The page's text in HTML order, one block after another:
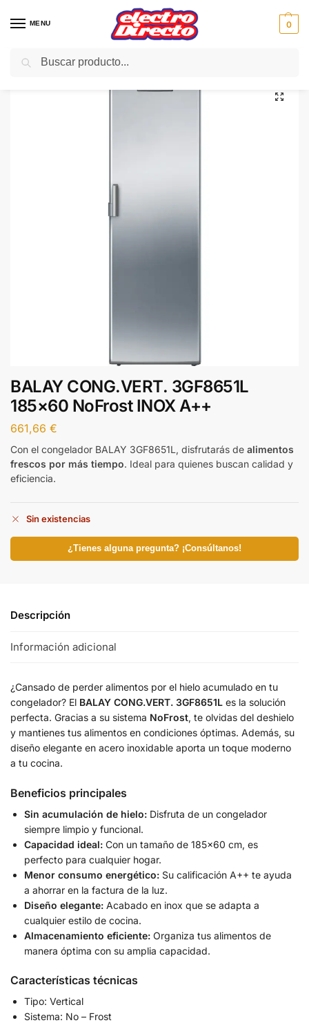
MENU 0
Inicio Gama blanca Congeladores
BALAY CONG.VERT. 3GF8651L
185×60 NoFrost INOX A++
661,66 €
Con el congelador BALAY 3GF8651L, disfrutarás de alimentos
frescos por más tiempo. Ideal para quienes buscan calidad y
eficiencia.
Sin existencias
¿Tienes alguna pregunta? ¡Consúltanos!
Descripción
Información adicional
¿Cansado de perder alimentos por el hielo acumulado en tu
congelador? El BALAY CONG.VERT. 3GF8651L es la solución
perfecta. Gracias a su sistema NoFrost, te olvidas del deshielo
y mantienes tus alimentos en condiciones óptimas. Además, su
diseño elegante en acero inoxidable aporta un toque moderno
a tu cocina.
Beneficios principales
Sin acumulación de hielo: Disfruta de un congelador
siempre limpio y funcional.
Capacidad ideal: Con un tamaño de 185×60 cm, es
perfecto para cualquier hogar.
Menor consumo energético: Su calificación A++ te ayuda
a ahorrar en la factura de la luz.
Diseño elegante: Acabado en inox que se adapta a
cualquier estilo de cocina.
Almacenamiento eficiente: Organiza tus alimentos de
manera óptima con su amplia capacidad.
Características técnicas
Tipo: Vertical
Sistema: No – Frost